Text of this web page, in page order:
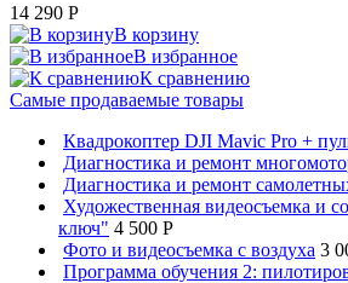
14 290 P
В корзину
В избранное
К сравнению
Самые продаваемые товары
Квадрокоптер DJI Mavic Pro +
Диагностика и ремонт
Диагностика и ремонт
Художественная видеосъемка и
ключ" 4 500 P
Фото и видеосъемка с воздуха 3
Программа обучения 2: